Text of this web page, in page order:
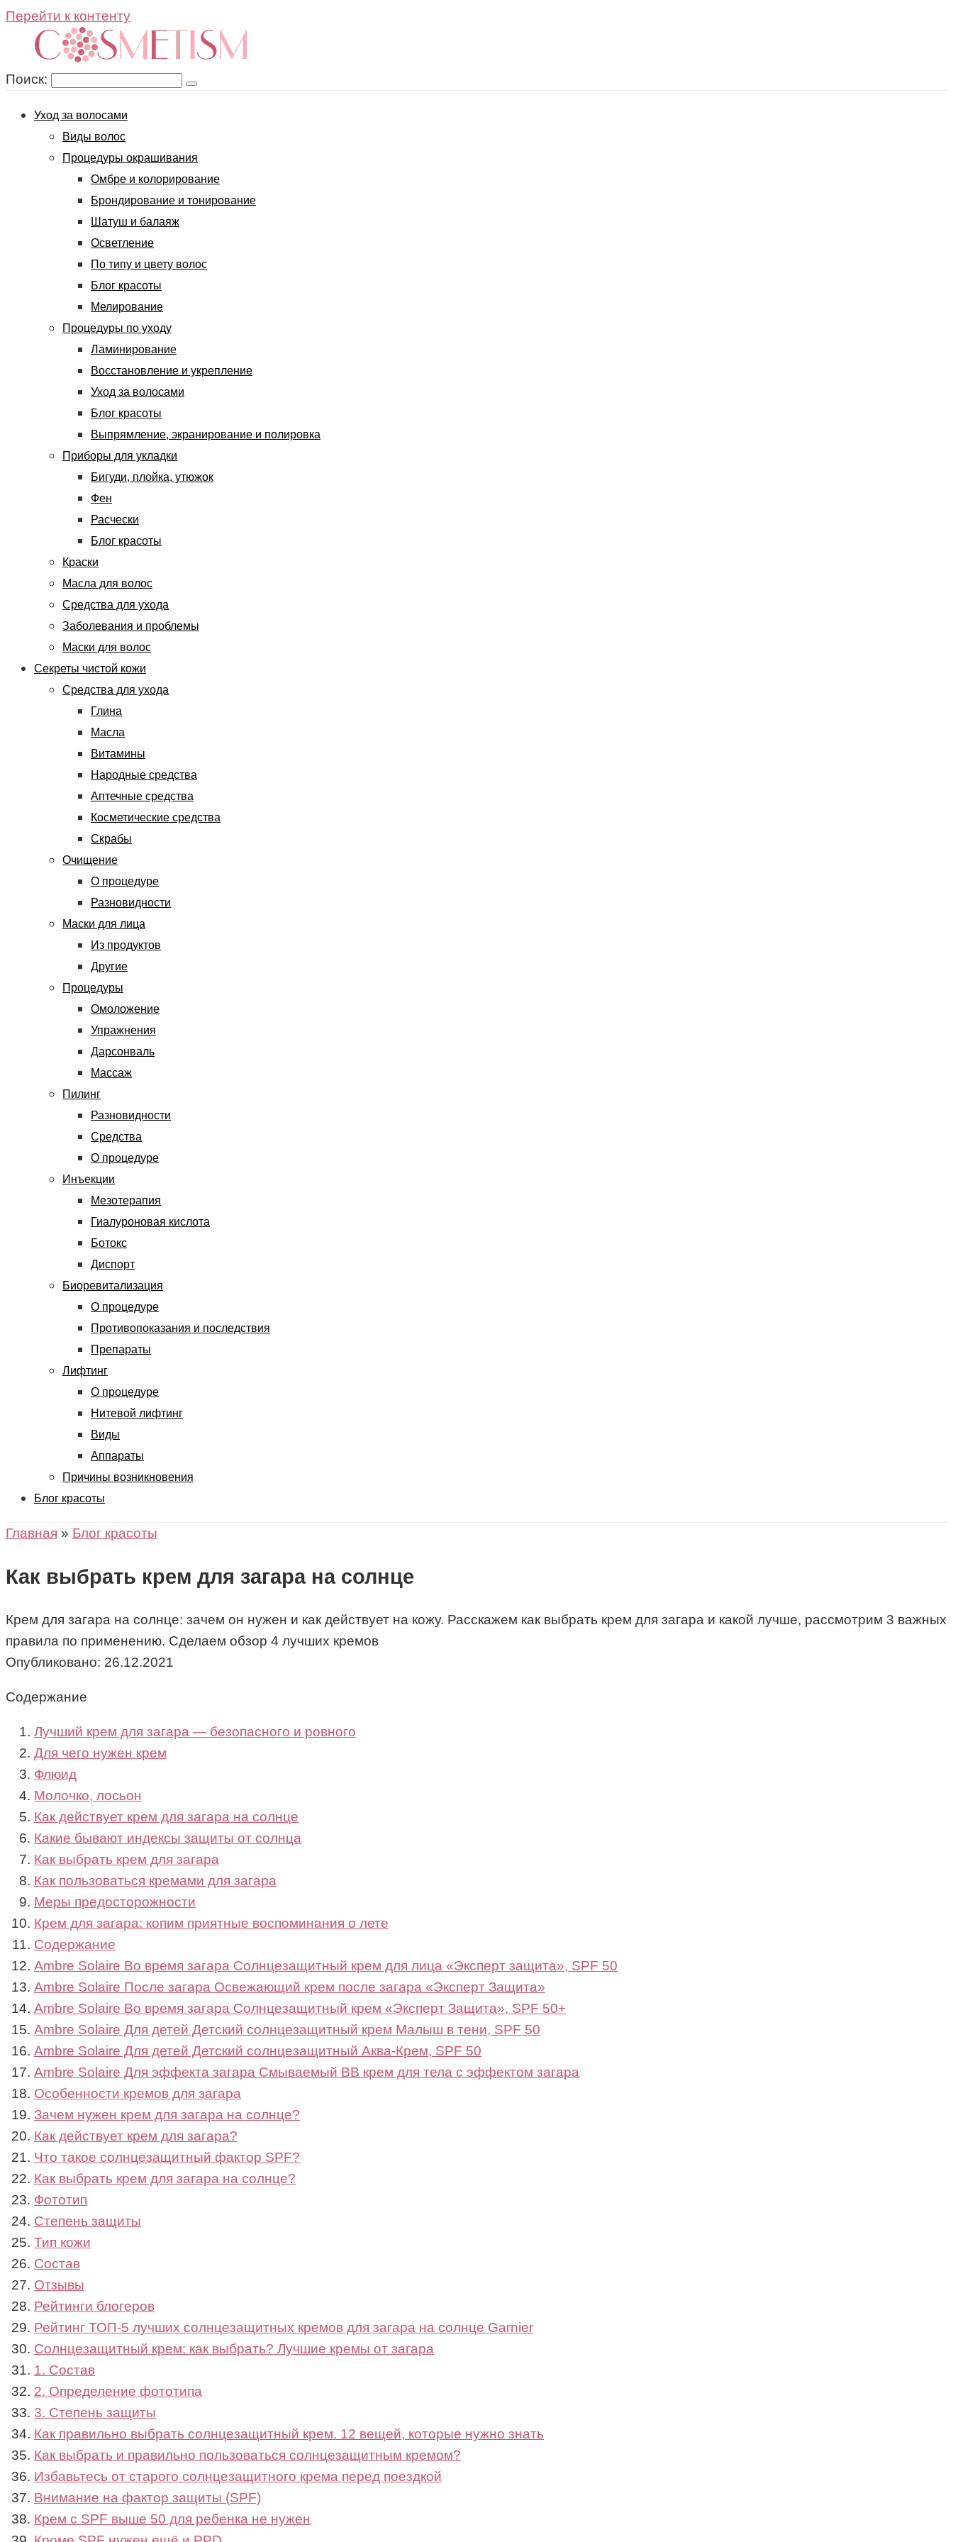
Перейти к контенту
Поиск:
Уход за волосами
Виды волос
Процедуры окрашивания
Омбре и колорирование
Брондирование и тонирование
Шатуш и балаяж
Осветление
По типу и цвету волос
Блог красоты
Мелирование
Процедуры по уходу
Ламинирование
Восстановление и укрепление
Уход за волосами
Блог красоты
Выпрямление, экранирование и полировка
Приборы для укладки
Бигуди, плойка, утюжок
Фен
Расчески
Блог красоты
Краски
Масла для волос
Средства для ухода
Заболевания и проблемы
Маски для волос
Секреты чистой кожи
Средства для ухода
Глина
Масла
Витамины
Народные средства
Аптечные средства
Косметические средства
Скрабы
Очищение
О процедуре
Разновидности
Маски для лица
Из продуктов
Другие
Процедуры
Омоложение
Упражнения
Дарсонваль
Массаж
Пилинг
Разновидности
Средства
О процедуре
Инъекции
Мезотерапия
Гиалуроновая кислота
Ботокс
Диспорт
Биоревитализация
О процедуре
Противопоказания и последствия
Препараты
Лифтинг
О процедуре
Нитевой лифтинг
Виды
Аппараты
Причины возникновения
Блог красоты
Главная » Блог красоты
Как выбрать крем для загара на солнце
Крем для загара на солнце: зачем он нужен и как действует на кожу. Расскажем как выбрать крем для загара и какой лучше, рассмотрим 3 важных
правила по применению. Сделаем обзор 4 лучших кремов
Опубликовано: 26.12.2021
Содержание
Лучший крем для загара — безопасного и ровного
Для чего нужен крем
Флюид
Молочко, лосьон
Как действует крем для загара на солнце
Какие бывают индексы защиты от солнца
Как выбрать крем для загара
Как пользоваться кремами для загара
Меры предосторожности
Крем для загара: копим приятные воспоминания о лете
Содержание
Ambre Solaire Во время загара Солнцезащитный крем для лица «Эксперт защита», SPF 50
Ambre Solaire После загара Освежающий крем после загара «Эксперт Защита»
Ambre Solaire Во время загара Солнцезащитный крем «Эксперт Защита», SPF 50+
Ambre Solaire Для детей Детский солнцезащитный крем Малыш в тени, SPF 50
Ambre Solaire Для детей Детский солнцезащитный Аква-Крем, SPF 50
Ambre Solaire Для эффекта загара Смываемый BB крем для тела с эффектом загара
Особенности кремов для загара
Зачем нужен крем для загара на солнце?
Как действует крем для загара?
Что такое солнцезащитный фактор SPF?
Как выбрать крем для загара на солнце?
Фототип
Степень защиты
Тип кожи
Состав
Отзывы
Рейтинги блогеров
Рейтинг ТОП-5 лучших солнцезащитных кремов для загара на солнце Garnier
Солнцезащитный крем: как выбрать? Лучшие кремы от загара
1. Состав
2. Определение фототипа
3. Степень защиты
Как правильно выбрать солнцезащитный крем. 12 вещей, которые нужно знать
Как выбрать и правильно пользоваться солнцезащитным кремом?
Избавьтесь от старого солнцезащитного крема перед поездкой
Внимание на фактор защиты (SPF)
Крем с SPF выше 50 для ребенка не нужен